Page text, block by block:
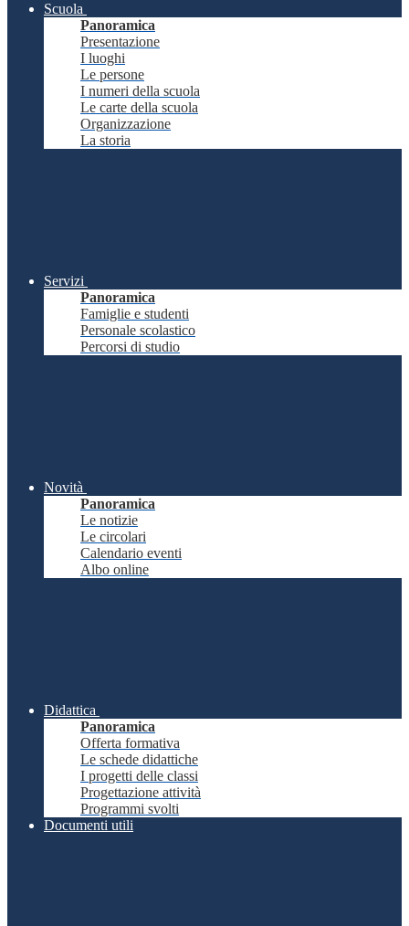
Scuola
Panoramica
Presentazione
I luoghi
Le persone
I numeri della scuola
Le carte della scuola
Organizzazione
La storia
Servizi
Panoramica
Famiglie e studenti
Personale scolastico
Percorsi di studio
Novità
Panoramica
Le notizie
Le circolari
Calendario eventi
Albo online
Didattica
Panoramica
Offerta formativa
Le schede didattiche
I progetti delle classi
Progettazione attività
Programmi svolti
Documenti utili